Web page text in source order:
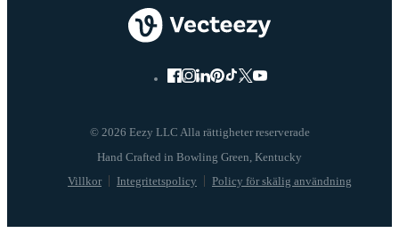
© 2026 Eezy LLC Alla rättigheter reserverade
Villkor Integritetspolicy Policy för skälig användning